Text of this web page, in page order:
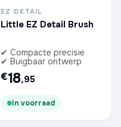
EZ DETAIL
Little EZ Detail Brush
✔ Compacte precisie
✔ Buigbaar ontwerp
€18,95
In voorraad